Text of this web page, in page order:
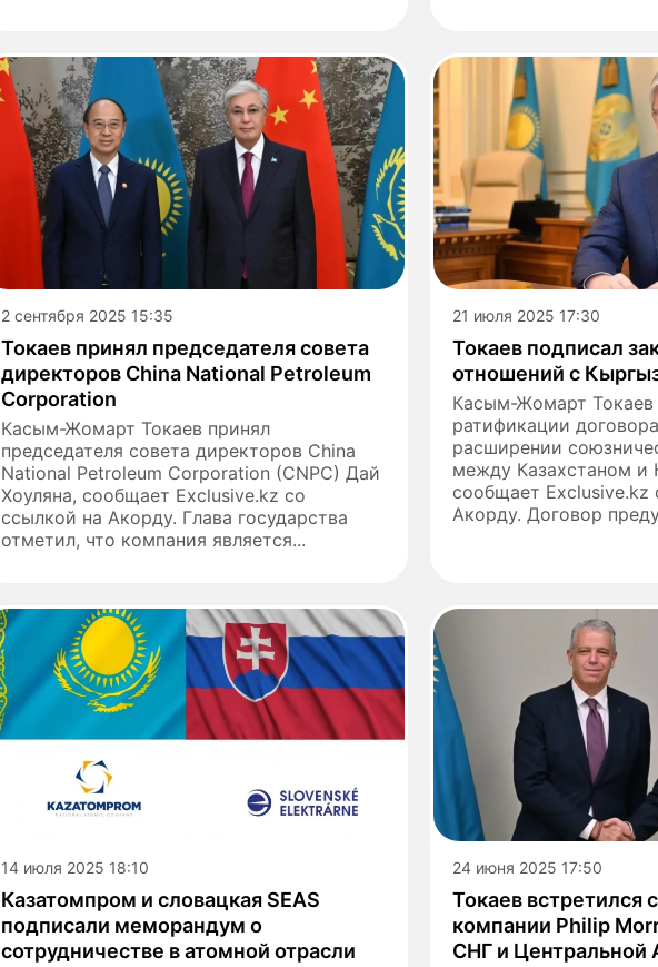
2 сентября 2025 15:35
Токаев принял председателя совета
директоров China National Petroleum
Corporation
Касым-Жомарт Токаев принял
председателя совета директоров China
National Petroleum Corporation (CNPC) Дай
Хоуляна, сообщает Exclusive.kz со
ссылкой на Акорду. Глава государства
отметил, что компания является...
21 июля 2025 17:30
Токаев подписал
отношений с
Касым-Жомарт Токаев
ратификации
расширении
между Казахстаном и
сообщает Exclusive.kz
Акорду. Договор
14 июля 2025 18:10
Казатомпром и словацкая SEAS
подписали меморандум о
сотрудничестве в атомной отрасли
24 июня 2025 17:50
Токаев встретился
компании Philip
СНГ и Центральной